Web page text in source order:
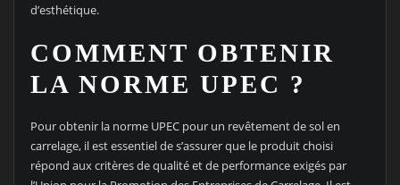
d’esthétique.
COMMENT OBTENIR
LA NORME UPEC ?
Pour obtenir la norme UPEC pour un revêtement de sol en
carrelage, il est essentiel de s’assurer que le produit choisi
répond aux critères de qualité et de performance exigés par